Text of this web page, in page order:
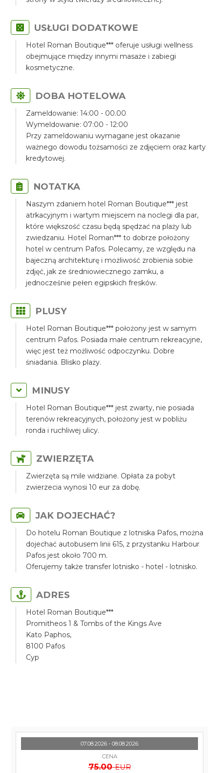
USŁUGI DODATKOWE
Hotel Roman Boutique*** oferuje usługi wellness
obejmujące między innymi masaże i zabiegi
kosmetyczne.
DOBA HOTELOWA
Zameldowanie: 14:00 - 00.00
Wymeldowanie: 07:00 - 12:00
Przy zameldowaniu wymagane jest okazanie
ważnego dowodu tożsamości ze zdjęciem oraz karty
kredytowej.
NOTATKA
Naszym zdaniem hotel Roman Boutique*** jest
atrkacyjnym i wartym miejscem na noclegi dla par,
które większość czasu będą spędzać na plaży lub
zwiedzaniu. Hotel Roman*** to dobrze położony
hotel w centrum Pafos. Polecamy, ze względu na
bajeczną architekturę i możliwość zrobienia sobie
zdjęć, jak ze średniowiecznego zamku, a
jednocześnie pełen egipskich fresków.
PLUSY
Hotel Roman Boutique*** położony jest w samym
centrum Pafos. Posiada małe centrum rekreacyjne,
więc jest też możliwość odpoczynku. Dobre
śniadania. Blisko plaży.
MINUSY
Hotel Roman Boutique*** jest zwarty, nie posiada
terenów rekreacyjnych, położony jest w pobliżu
ronda i ruchliwej ulicy.
ZWIERZĘTA
Zwierzęta są mile widziane. Opłata za pobyt
zwierzecia wynosi 10 eur za dobę.
JAK DOJECHAĆ?
Do hotelu Roman Boutique z lotniska Pafos, można
dojechać autobusem linii 615, z przystanku Harbour
Pafos jest około 700 m.
Oferujemy także transfer lotnisko - hotel - lotnisko.
ADRES
Hotel Roman Boutique***
Promitheos 1 & Tombs of the Kings Ave
Kato Paphos,
8100 Pafos
Cyp
07.08.2026 - 08.08.2026
CENA
75.00 EUR